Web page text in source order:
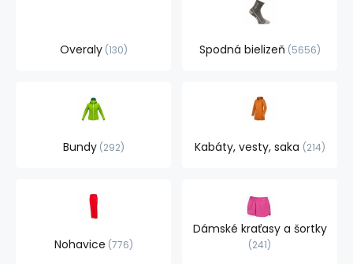
Overaly 130 Spodná bielizeň 5656
Bundy 292 Kabáty, vesty, saka 214
Nohavice 776
Dámské kraťasy a šortky
241